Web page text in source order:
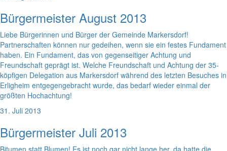
Bürgermeister August 2013
Liebe Bürgerinnen und Bürger der Gemeinde Markersdorf!
Partnerschaften können nur gedeihen, wenn sie ein festes Fundament
haben. Ein Fundament, das von gegenseitiger Achtung und
Freundschaft geprägt ist. Welche Freundschaft und Achtung der 35-
köpfigen Delegation aus Markersdorf während des letzten Besuches in
Erligheim entgegengebracht wurde, das bedarf wieder einmal der
größten Hochachtung!
31. Juli 2013
Bürgermeister Juli 2013